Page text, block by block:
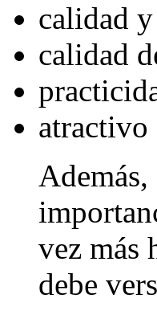
calidad
calidad
atractivo
vez más
debe